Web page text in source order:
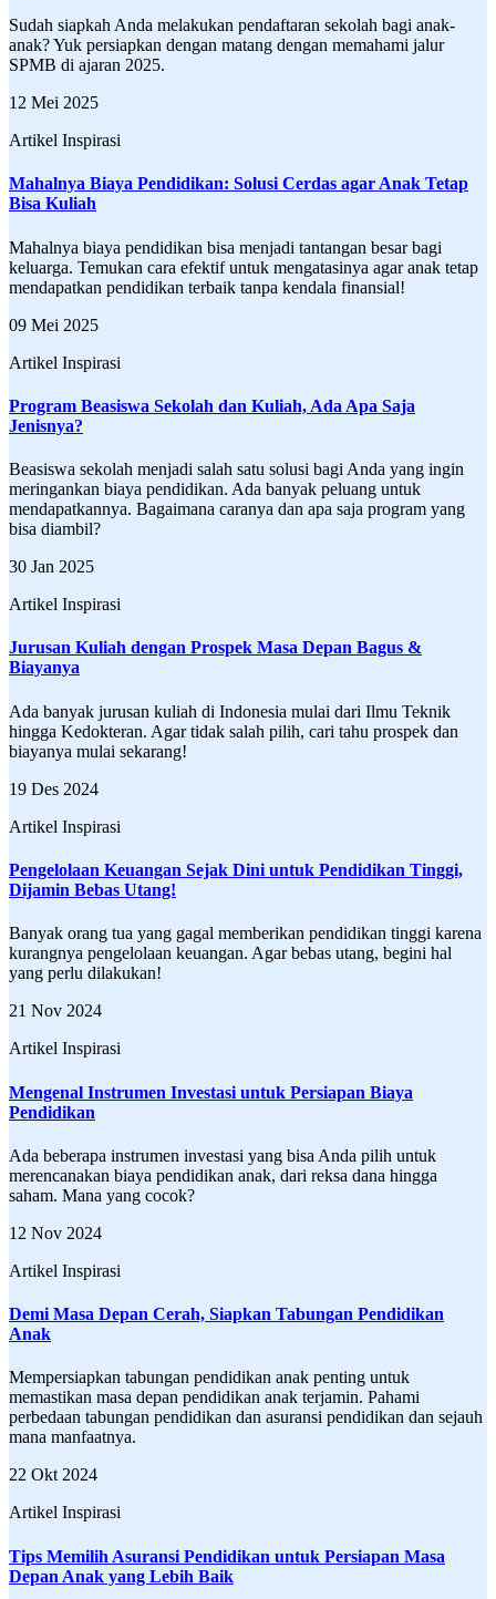
Sudah siapkah Anda melakukan pendaftaran sekolah bagi anak-
anak? Yuk persiapkan dengan matang dengan memahami jalur
SPMB di ajaran 2025.
12 Mei 2025
Artikel Inspirasi
Mahalnya Biaya Pendidikan: Solusi Cerdas agar Anak Tetap
Bisa Kuliah
Mahalnya biaya pendidikan bisa menjadi tantangan besar bagi
keluarga. Temukan cara efektif untuk mengatasinya agar anak tetap
mendapatkan pendidikan terbaik tanpa kendala finansial!
09 Mei 2025
Artikel Inspirasi
Program Beasiswa Sekolah dan Kuliah, Ada Apa Saja
Jenisnya?
Beasiswa sekolah menjadi salah satu solusi bagi Anda yang ingin
meringankan biaya pendidikan. Ada banyak peluang untuk
mendapatkannya. Bagaimana caranya dan apa saja program yang
bisa diambil?
30 Jan 2025
Artikel Inspirasi
Jurusan Kuliah dengan Prospek Masa Depan Bagus &
Biayanya
Ada banyak jurusan kuliah di Indonesia mulai dari Ilmu Teknik
hingga Kedokteran. Agar tidak salah pilih, cari tahu prospek dan
biayanya mulai sekarang!
19 Des 2024
Artikel Inspirasi
Pengelolaan Keuangan Sejak Dini untuk Pendidikan Tinggi,
Dijamin Bebas Utang!
Banyak orang tua yang gagal memberikan pendidikan tinggi karena
kurangnya pengelolaan keuangan. Agar bebas utang, begini hal
yang perlu dilakukan!
21 Nov 2024
Artikel Inspirasi
Mengenal Instrumen Investasi untuk Persiapan Biaya
Pendidikan
Ada beberapa instrumen investasi yang bisa Anda pilih untuk
merencanakan biaya pendidikan anak, dari reksa dana hingga
saham. Mana yang cocok?
12 Nov 2024
Artikel Inspirasi
Demi Masa Depan Cerah, Siapkan Tabungan Pendidikan
Anak
Mempersiapkan tabungan pendidikan anak penting untuk
memastikan masa depan pendidikan anak terjamin. Pahami
perbedaan tabungan pendidikan dan asuransi pendidikan dan sejauh
mana manfaatnya.
22 Okt 2024
Artikel Inspirasi
Tips Memilih Asuransi Pendidikan untuk Persiapan Masa
Depan Anak yang Lebih Baik